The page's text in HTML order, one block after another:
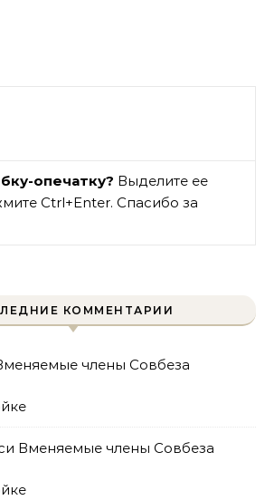
опечатку? Выделите ее
Ctrl+Enter. Спасибо за
КОММЕНТАРИИ
члены Совбеза
Вменяемые члены Совбеза